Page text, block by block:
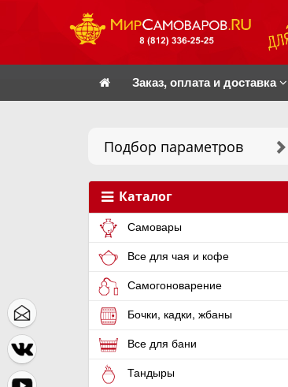
Заказ, оплата и доставка
Подбор параметров
Каталог
Самовары
Все для чая и кофе
Самогоноварение
Бочки, кадки, жбаны
Все для бани
Тандыры